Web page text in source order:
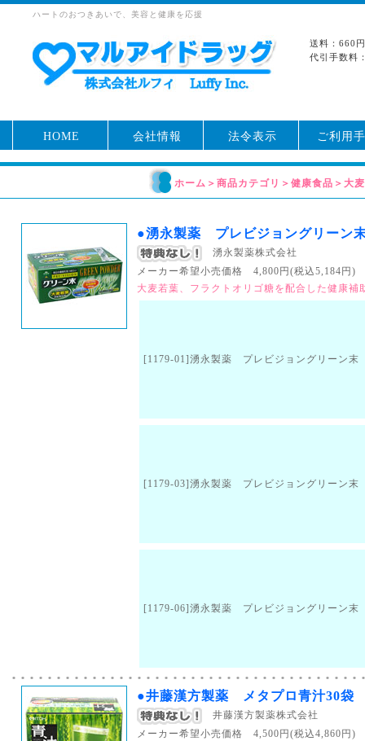
ハートのおつきあいで、美容と健康を応援
送料：660
代引手数料
HOME 会社情報 法令表示 ご利用
ホーム ＞商品カテゴリ ＞健康食品 ＞大
●湧永製薬 プレビジョングリーン
湧永製薬株式会社
メーカー希望小売価格 4,800円(税込5,184円)
大麦若葉、フラクトオリゴ糖を配合した健康補
[1179-01]湧永製薬 プレビジョングリーン末
[1179-03]湧永製薬 プレビジョングリーン末
[1179-06]湧永製薬 プレビジョングリーン末
●井藤漢方製薬 メタプロ青汁30袋
井藤漢方製薬株式会社
メーカー希望小売価格 4,500円(税込4,860円)